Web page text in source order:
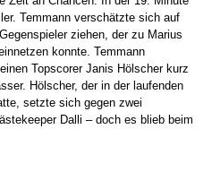
Temmann verschätzte sich auf
ziehen, der zu Marius
konnte. Temmann
Topscorer Janis Hölscher kurz
Hölscher, der in der laufenden
setzte sich gegen zwei
Dalli – doch es blieb beim